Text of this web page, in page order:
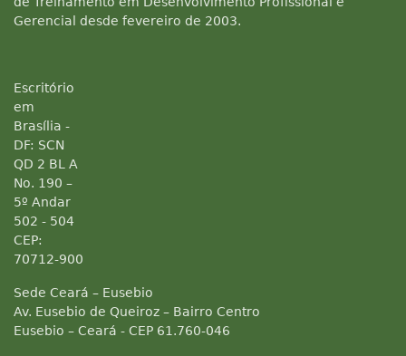
Gerencial desde fevereiro de 2003.
Escritório
em
Brasília -
DF: SCN
QD 2 BL A
No. 190 –
5º Andar
502 - 504
CEP:
70712-900
Sede Ceará – Eusebio
Av. Eusebio de Queiroz – Bairro Centro
Eusebio – Ceará - CEP 61.760-046